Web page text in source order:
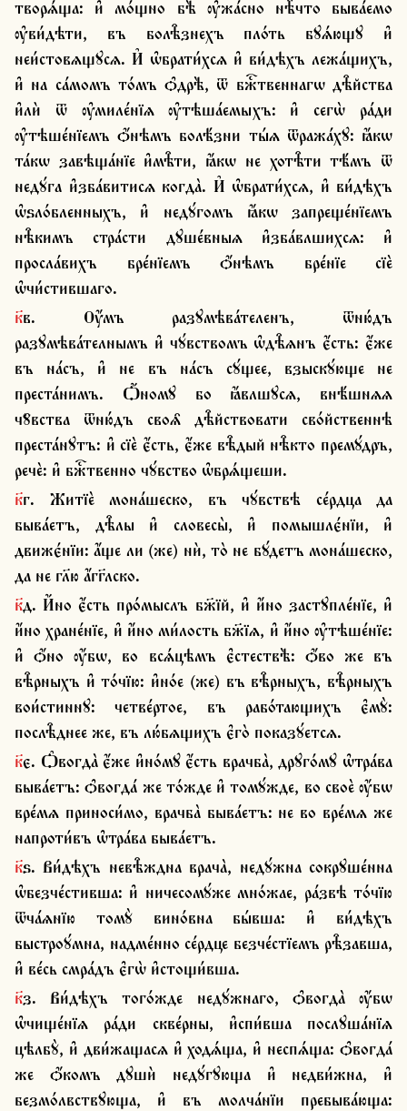
творѧ́ща: и҆ мо́щно бѣ̀ ѹ҆жа́сно нѣ̑что быва́емо
ѹ҆ви́дѣти, въ болѣ̑знехъ пло́ть бꙋѧ́ющꙋ и҆
неи́стовѧщꙋсѧ. И҆ ѡ҆брати́хсѧ и҆ ви́дѣхъ лежа́щихъ,
и҆ на са́момъ то́мъ ѻ҆дрѣ̀, ѿ бжⷭ҇твеннагѡ дѣ̑йства
и҆лѝ ѿ ѹ҆миле́нїѧ ѹ҆тѣша́емыхъ: и҆ сегѡ̀ ра́ди
ѹ҆тѣше́нїемъ ѻ҆́нѣмъ болѣ́зни ты́ѧ ѿража́хꙋ: ꙗ҆́кѡ
та́кѡ завѣща́нїе и҆мѣ̑ти, ꙗ҆́кѡ не хотѣ̑ти тѣ́мъ ѿ
недꙋ́га и҆зба́витисѧ когда̀. И҆ ѡ҆брати́хсѧ, и҆ ви́дѣхъ
ѡ҆ѕло́бленныхъ, и҆ недꙋ́гомъ ꙗ҆́кѡ запреще́нїемъ
нѣ̑кимъ стра́сти дꙋше́вныѧ и҆зба́влшихсѧ: и҆
просла́вихъ бре́нїемъ ѻ҆́нѣмъ бре́нїе сїѐ
ѡ҆чи́стившаго.
к҃в. Ѹ҆́мъ разꙋмѣва́теленъ, ѿню́дъ
разꙋмѣва́телнымъ и҆ чꙋ́вствомъ ѡ҆дѣ̑ѧнъ є҆́сть: є҆́же
въ на́съ, и҆ не въ на́съ сꙋ́щее, взыскꙋ́юще не
преста́нимъ. Ѻ҆́номꙋ бо ꙗ҆́влшꙋсѧ, внѣ́шнѧѧ
чꙋ̑вства ѿню́дъ своѧ̑ дѣ̑йствовати сво́йственнѣ
преста́нꙋтъ: и҆ сїѐ є҆́сть, є҆́же вѣ̑дый нѣ̑кто премꙋ́дръ,
речѐ: и҆ бжⷭ҇твенно чꙋ́вство ѡ҆брѧ́щеши.
к҃г. Житїѐ мона́шеско, въ чꙋ́вствѣ се́рдца да
быва́етъ, дѣ̑лы и҆ словесы̀, и҆ помышлє́нїи, и҆
движє́нїи: а҆́ще ли (же) нѝ, то̀ не бꙋ́детъ мона́шеско,
да не гл҃ю а҆́гг҃лско.
к҃д. И҆́но є҆́сть про́мыслъ бж҃їй, и҆ и҆́но застꙋпле́нїе, и҆
и҆́но хране́нїе, и҆ и҆́но ми́лость бж҃їѧ, и҆ и҆́но ѹ҆тѣше́нїе:
и҆ ѻ҆́но ѹ҆́бѡ, во всѧ́цѣмъ є҆стествѣ̀: ѻ҆́во же въ
вѣ̑рныхъ и҆ то́чїю: и҆но́е (же) въ вѣ̑рныхъ, вѣ̑рныхъ
вои́стиннꙋ: четве́ртое, въ рабо́тающихъ є҆мꙋ̀:
послѣ̑днее же, въ лю́бѧщихъ є҆го̀ показꙋ́етсѧ.
к҃є. Ѻ҆вогда̀ є҆́же и҆но́мꙋ є҆́сть врачба̀, дрꙋго́мꙋ ѡ҆тра́ва
быва́етъ: ѻ҆вогда́ же то́жде и҆ томꙋ́жде, во своѐ ѹ҆́бѡ
вре́мѧ приноси́мо, врачба̀ быва́етъ: не во вре́мѧ же
напроти́въ ѡ҆тра́ва быва́етъ.
к҃ѕ. Ви́дѣхъ невѣ̑ждна врача̀, недꙋ́жна сокрꙋше́нна
ѡ҆безче́стивша: и҆ ничесомꙋ́же мно́жае, ра́звѣ то́чїю
ѿча́ѧнїю томꙋ̀ вино́вна бы́вша: и҆ ви́дѣхъ
быстроꙋ́мна, надме́нно се́рдце безче́стїемъ рѣ̑завша,
и҆ ве́сь смра́дъ є҆гѡ̀ и҆стощи́вша.
к҃з. Ви́дѣхъ того́жде недꙋ́жнаго, ѻ҆вогда̀ ѹ҆́бѡ
ѡ҆чище́нїѧ ра́ди скве́рны, и҆спи́вша послꙋша́нїѧ
цѣлбꙋ̀, и҆ дви́жащасѧ и҆ ходѧ́ща, и҆ неспѧ́ща: ѻ҆вогда́
же ѻ҆́комъ дꙋшѝ недꙋ́гꙋюща и҆ недви́жна, и҆
безмо́лвствꙋюща, и҆ въ молча́нїи пребыва́юща: